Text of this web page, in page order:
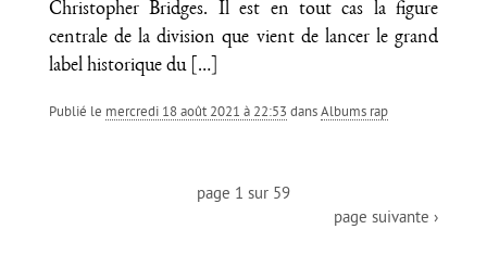
Christopher Bridges. Il est en tout cas la figure
centrale de la division que vient de lancer le grand
label historique du
[…]
Publié le mercredi 18 août 2021 à 22:53 dansAlbums rap
page 1 sur 59
page suivante ›